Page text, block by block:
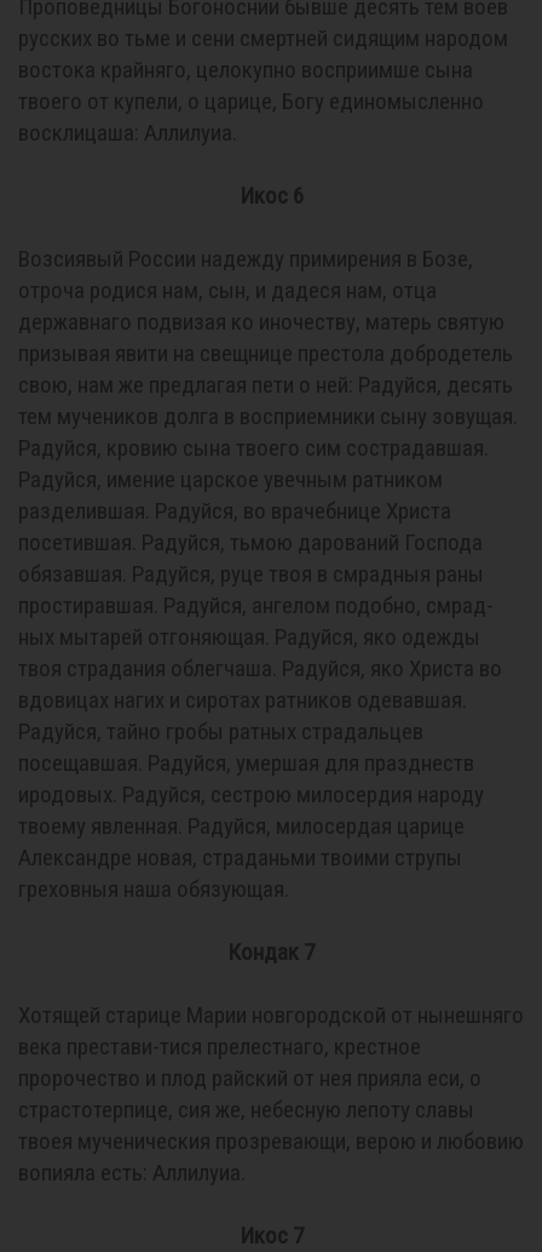
Проповедницы Богоноснии бывше десять тем воев
русских во тьме и сени смертней сидящим народом
востока крайняго, целокупно восприимше сына
твоего от купели, о царице, Богу единомысленно
восклицаша: Аллилуиа.
Икос 6
Возсиявый России надежду примирения в Бозе,
отроча родися нам, сын, и дадеся нам, отца
державнаго подвизая ко иночеству, матерь святую
призывая явити на свещнице престола добродетель
свою, нам же предлагая пети о ней: Радуйся, десять
тем мучеников долга в восприемники сыну зовущая.
Радуйся, кровию сына твоего сим сострадавшая.
Радуйся, имение царское увечным ратником
разделившая. Радуйся, во врачебнице Христа
посетившая. Радуйся, тьмою дарований Господа
обязавшая. Радуйся, руце твоя в смрадныя раны
простиравшая. Радуйся, ангелом подобно, смрад-
ных мытарей отгоняющая. Радуйся, яко одежды
твоя страдания облегчаша. Радуйся, яко Христа во
вдовицах нагих и сиротах ратников одевавшая.
Радуйся, тайно гробы ратных страдальцев
посещавшая. Радуйся, умершая для празднеств
иродовых. Радуйся, сестрою милосердия народу
твоему явленная. Радуйся, милосердая царице
Александре новая, страданьми твоими струпы
греховныя наша обязующая.
Кондак 7
Хотящей старице Марии новгородской от нынешняго
века престави-тися прелестнаго, крестное
пророчество и плод райский от нея прияла еси, о
страстотерпице, сия же, небесную лепоту славы
твоея мученическия прозревающи, верою и любовию
вопияла есть: Аллилуиа.
Икос 7